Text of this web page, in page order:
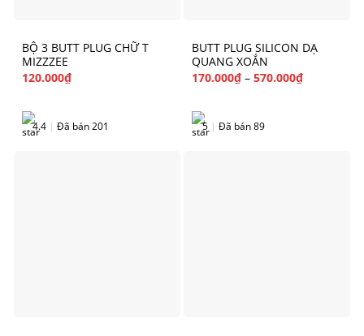
BỘ 3 BUTT PLUG CHỮ T
MIZZZEE
120.000₫
4.4 | Đã bán 201
BUTT PLUG SILICON DẠ
QUANG XOẮN
170.000₫ – 570.000₫
5 | Đã bán 89